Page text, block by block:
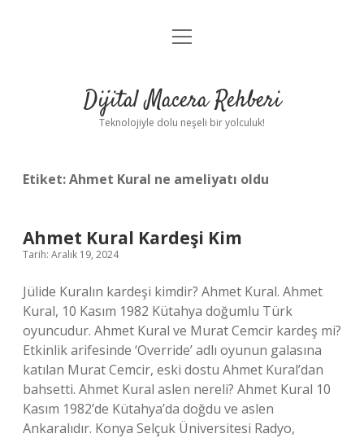
Anasayfa
Yasal Uyarı
menüyü
Dijital Macera Rehberi
Teknolojiyle dolu neşeli bir yolculuk!
Etiket:Ahmet Kural ne ameliyatı oldu
Ahmet Kural Kardeşi Kim
Tarih: Aralık 19, 2024
Jülide Kuralın kardeşi kimdir? Ahmet Kural. Ahmet
Kural, 10 Kasım 1982 Kütahya doğumlu Türk
oyuncudur. Ahmet Kural ve Murat Cemcir kardeş mi?
Etkinlik arifesinde ‘Override’ adlı oyunun galasına
katılan Murat Cemcir, eski dostu Ahmet Kural’dan
bahsetti. Ahmet Kural aslen nereli? Ahmet Kural 10
Kasım 1982’de Kütahya’da doğdu ve aslen
Ankaralıdır. Konya Selçuk Üniversitesi Radyo,